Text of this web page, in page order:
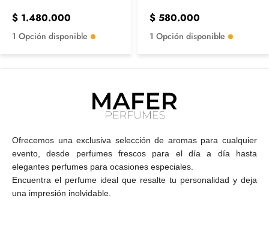
$ 1.480.000
1 Opción disponible
$ 580.000
1 Opción disponible
Ofrecemos una exclusiva selección de aromas para cualquier
evento, desde perfumes frescos para el día a día hasta
elegantes perfumes para ocasiones especiales.
Encuentra el perfume ideal que resalte tu personalidad y deja
una impresión inolvidable.